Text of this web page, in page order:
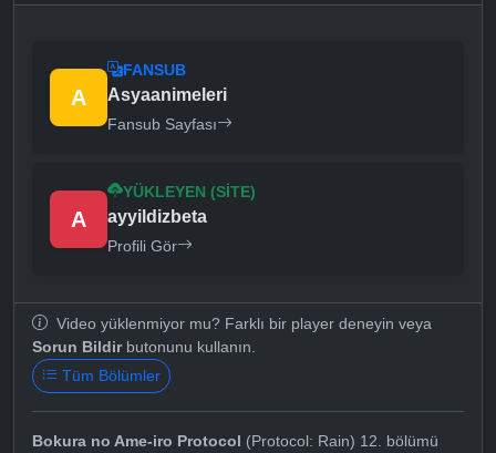
A
FANSUB
Asyaanimeleri
Fansub Sayfası
A
YÜKLEYEN (SITE)
ayyildizbeta
Profili Gör
Video yüklenmiyor mu? Farklı bir player deneyin veya
Sorun Bildirbutonunu kullanın.
Tüm Bölümler
Bokura no Ame-iro Protocol (Protocol: Rain) 12. bölümü